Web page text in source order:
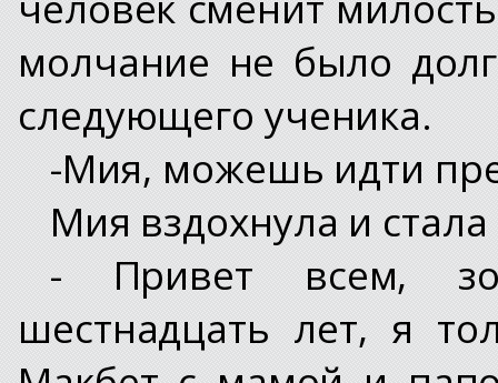
молчание не было
следующего ученика.
-Мия, можешь идти
Мия вздохнула и
- Привет всем,
шестнадцать лет, я